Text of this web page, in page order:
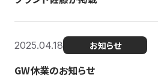
2025.04.18 お知らせ
GW休業のお知らせ